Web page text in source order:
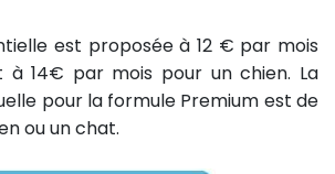
est proposée à 12 € par mois
14€ par mois pour un chien. La
pour la formule Premium est de
ou un chat.